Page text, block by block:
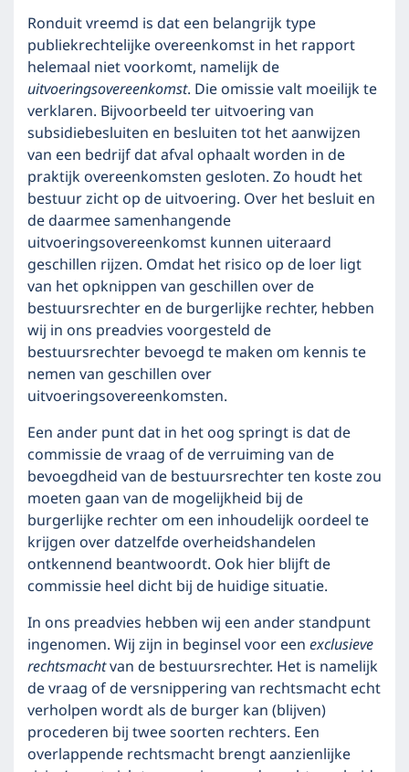
Ronduit vreemd is dat een belangrijk type
publiekrechtelijke overeenkomst in het rapport
helemaal niet voorkomt, namelijk de
uitvoeringsovereenkomst. Die omissie valt moeilijk te
verklaren. Bijvoorbeeld ter uitvoering van
subsidiebesluiten en besluiten tot het aanwijzen
van een bedrijf dat afval ophaalt worden in de
praktijk overeenkomsten gesloten. Zo houdt het
bestuur zicht op de uitvoering. Over het besluit en
de daarmee samenhangende
uitvoeringsovereenkomst kunnen uiteraard
geschillen rijzen. Omdat het risico op de loer ligt
van het opknippen van geschillen over de
bestuursrechter en de burgerlijke rechter, hebben
wij in ons preadvies voorgesteld de
bestuursrechter bevoegd te maken om kennis te
nemen van geschillen over
uitvoeringsovereenkomsten.
Een ander punt dat in het oog springt is dat de
commissie de vraag of de verruiming van de
bevoegdheid van de bestuursrechter ten koste zou
moeten gaan van de mogelijkheid bij de
burgerlijke rechter om een inhoudelijk oordeel te
krijgen over datzelfde overheidshandelen
ontkennend beantwoordt. Ook hier blijft de
commissie heel dicht bij de huidige situatie.
In ons preadvies hebben wij een ander standpunt
ingenomen. Wij zijn in beginsel voor eenexclusieve
rechtsmachtvan de bestuursrechter. Het is namelijk
de vraag of de versnippering van rechtsmacht echt
verholpen wordt als de burger kan (blijven)
procederen bij twee soorten rechters. Een
overlappende rechtsmacht brengt aanzienlijke